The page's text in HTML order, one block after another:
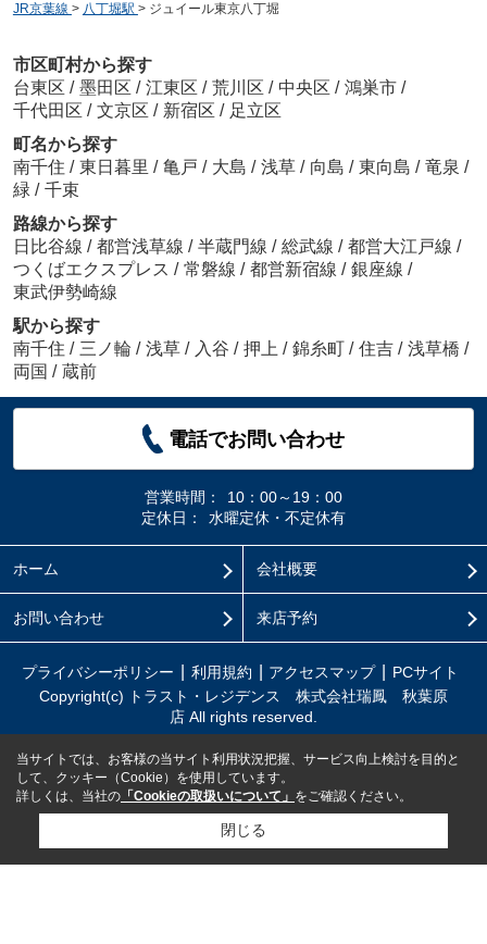
JR京葉線 > 八丁堀駅 > ジュイール東京八丁堀
市区町村から探す
台東区 / 墨田区 / 江東区 / 荒川区 / 中央区 / 鴻巣市 /
千代田区 / 文京区 / 新宿区 / 足立区
町名から探す
南千住 / 東日暮里 / 亀戸 / 大島 / 浅草 / 向島 / 東向島 / 竜泉 /
緑 / 千束
路線から探す
日比谷線 / 都営浅草線 / 半蔵門線 / 総武線 / 都営大江戸線 /
つくばエクスプレス / 常磐線 / 都営新宿線 / 銀座線 /
東武伊勢崎線
駅から探す
南千住 / 三ノ輪 / 浅草 / 入谷 / 押上 / 錦糸町 / 住吉 / 浅草橋 /
両国 / 蔵前
電話でお問い合わせ
営業時間：
10：00～19：00
定休日：
水曜定休・不定休有
ホーム 会社概要
お問い合わせ 来店予約
プライバシーポリシー 利用規約 アクセスマップ
PCサイト
Copyright(c) トラスト・レジデンス 株式会社瑞鳳 秋葉原
店 All rights reserved.
当サイトでは、お客様の当サイト利用状況把握、サービス向上検討を目的と
して、クッキー（Cookie）を使用しています。
詳しくは、当社の 「Cookieの取扱いについて」 をご確認ください。
閉じる